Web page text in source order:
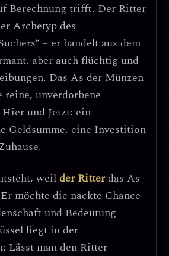
Berechnung trifft. Der Ritter
Archetyp des
– er handelt aus dem
aber auch flüchtig und
Das As der Münzen
reine, unverdorbene
und Jetzt: ein
Geldsumme, eine Investition
weilder Ritterdas As
möchte die nackte Chance
und Bedeutung
liegt in der
: Lässt man den Ritter